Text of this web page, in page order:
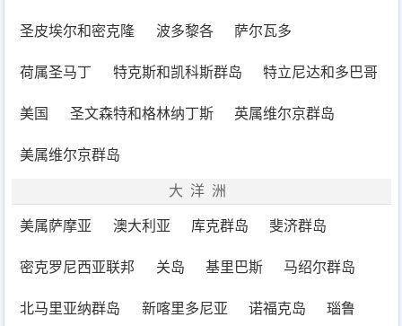
圣皮埃尔和密克隆 波多黎各 萨尔瓦多
荷属圣马丁 特克斯和凯科斯群岛 特立尼达和多巴哥
美国 圣文森特和格林纳丁斯 英属维尔京群岛
美属维尔京群岛
大洋洲
美属萨摩亚 澳大利亚 库克群岛 斐济群岛
密克罗尼西亚联邦 关岛 基里巴斯 马绍尔群岛
北马里亚纳群岛 新喀里多尼亚 诺福克岛 瑙鲁